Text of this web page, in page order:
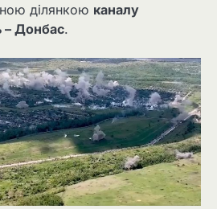
ділянкою каналу
– Донбас.